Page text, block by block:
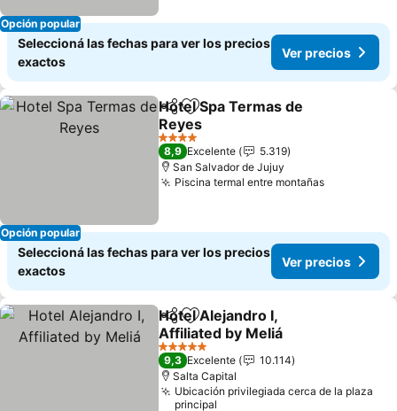
Opción popular
Seleccioná las fechas para ver los precios
exactos
Ver precios
Opción popular
CompartirAñadir a favoritos
Hotel Spa Termas de
Reyes
Ver precios
4 Estrellas
8,9 Excelente
5.319
San Salvador de Jujuy
Piscina termal entre montañasVer
Seleccioná las fechas para ver los precios
exactos
Ver precios
CompartirAñadir a favoritos
Hotel Alejandro I,
Affiliated by Meliá
Ver precios
5 Estrellas
9,3 Excelente
10.114
Salta Capital
Ubicación privilegiada cerca de la plaza
principal